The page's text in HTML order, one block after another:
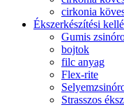
cirkonia
Ékszerkészítési
Gumis
bojtok
filc anyag
Flex-rite
Strasszos